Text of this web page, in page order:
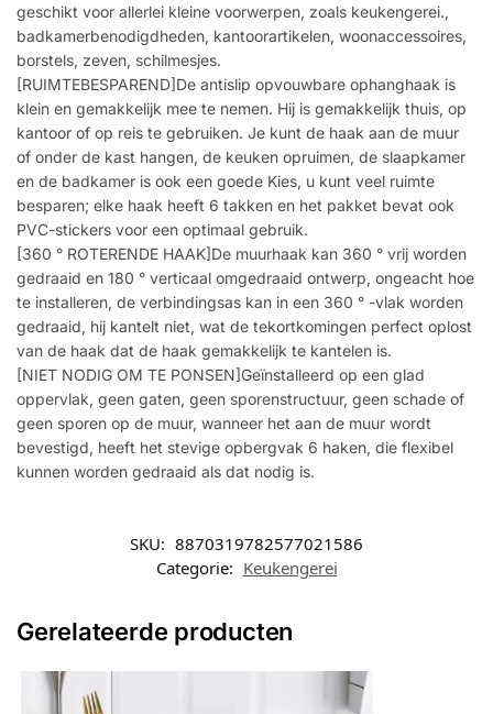
geschikt voor allerlei kleine voorwerpen, zoals keukengerei.,
badkamerbenodigdheden, kantoorartikelen, woonaccessoires,
borstels, zeven, schilmesjes.
[RUIMTEBESPAREND]De antislip opvouwbare ophanghaak is
klein en gemakkelijk mee te nemen. Hij is gemakkelijk thuis, op
kantoor of op reis te gebruiken. Je kunt de haak aan de muur
of onder de kast hangen, de keuken opruimen, de slaapkamer
en de badkamer is ook een goede Kies, u kunt veel ruimte
besparen; elke haak heeft 6 takken en het pakket bevat ook
PVC-stickers voor een optimaal gebruik.
[360 ° ROTERENDE HAAK]De muurhaak kan 360 ° vrij worden
gedraaid en 180 ° verticaal omgedraaid ontwerp, ongeacht hoe
te installeren, de verbindingsas kan in een 360 ° -vlak worden
gedraaid, hij kantelt niet, wat de tekortkomingen perfect oplost
van de haak dat de haak gemakkelijk te kantelen is.
[NIET NODIG OM TE PONSEN]Geïnstalleerd op een glad
oppervlak, geen gaten, geen sporenstructuur, geen schade of
geen sporen op de muur, wanneer het aan de muur wordt
bevestigd, heeft het stevige opbergvak 6 haken, die flexibel
kunnen worden gedraaid als dat nodig is.
SKU: 8870319782577021586
Categorie: Keukengerei
Gerelateerde producten